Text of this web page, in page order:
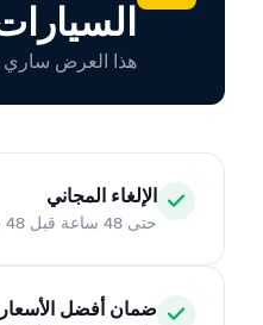
هذا العرض ساري حتى ١١ أغسطس ٢٠٢٦ -
الإلغاء المجاني
حتى 48 ساعة قبل 48 ساعة من موعد الاستلام المحدد
ضمان أفضل الأسعار